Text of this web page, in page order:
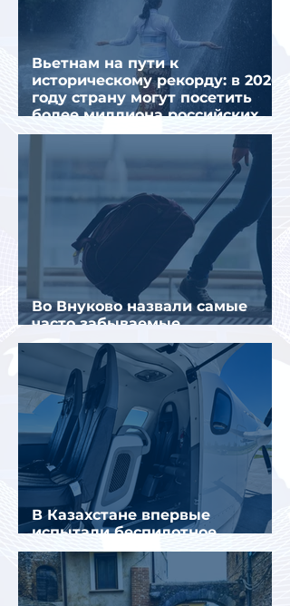
Вьетнам на пути к
историческому рекорду: в 2026
году страну могут посетить
более миллиона российских
туристов
Во Внуково назвали самые
часто забываемые
пассажирами вещи
В Казахстане впервые
испытали беспилотное
аэротакси с пассажирами